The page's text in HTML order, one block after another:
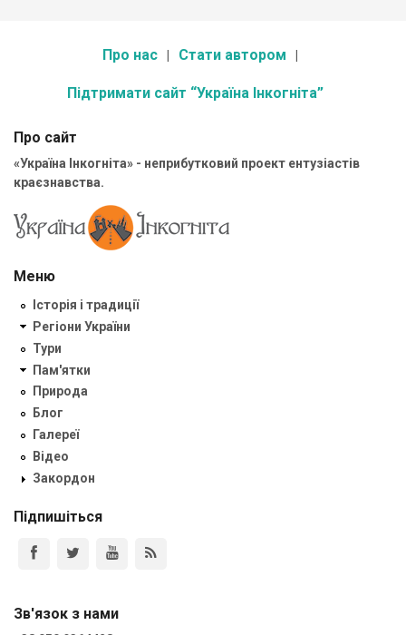
Про нас Стати автором
Підтримати сайт “Україна Інкогніта”
Про сайт
«Україна Інкогніта» - неприбутковий проект ентузіастів
краєзнавства.
Меню
Історія і традиції
Регіони України
Тури
Пам'ятки
Природа
Блог
Галереї
Відео
Закордон
Підпишіться
Зв'язок з нами